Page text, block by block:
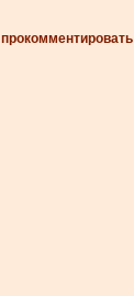
| прокомментировать |